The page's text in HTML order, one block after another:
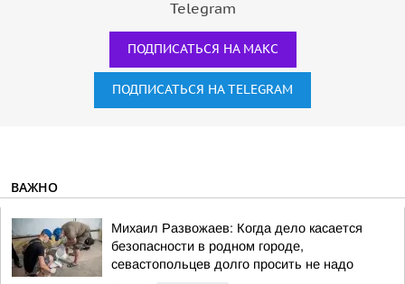
Telegram
ПОДПИСАТЬСЯ НА МАКС
ПОДПИСАТЬСЯ НА TELEGRAM
ВАЖНО
Михаил Развожаев: Когда дело касается
безопасности в родном городе,
севастопольцев долго просить не надо